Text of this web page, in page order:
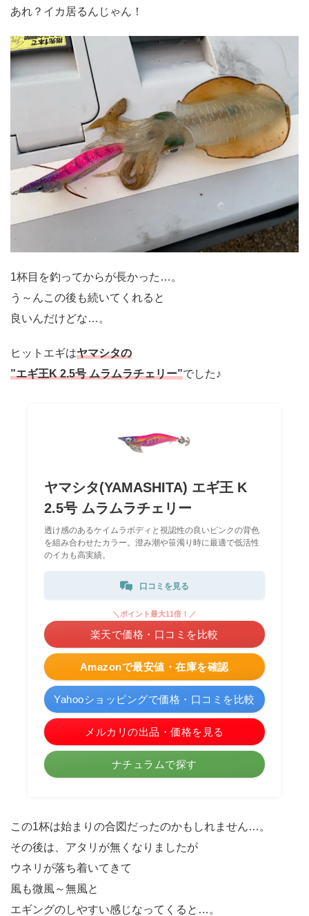
あれ？イカ居るんじゃん！
1杯目を釣ってからが長かった…。
う～んこの後も続いてくれると
良いんだけどな…。
ヒットエギはヤマシタの
”エギ王K 2.5号 ムラムラチェリー”でした♪
ヤマシタ(YAMASHITA) エギ王 K
2.5号 ムラムラチェリー
透け感のあるケイムラボディと視認性の良いピンクの背色
を組み合わせたカラー。澄み潮や笹濁り時に最適で低活性
のイカも高実績。
口コミを見る
Amazonで最安値・在庫を確認
＼ポイント最大11倍！／
楽天で価格・口コミを比較
Yahooショッピングで価格・口コミを比較
メルカリの出品・価格を見る
ナチュラムで探す
この1杯は始まりの合図だったのかもしれません…。
その後は、アタリが無くなりましたが
ウネリが落ち着いてきて
風も微風～無風と
エギングのしやすい感じなってくると…。